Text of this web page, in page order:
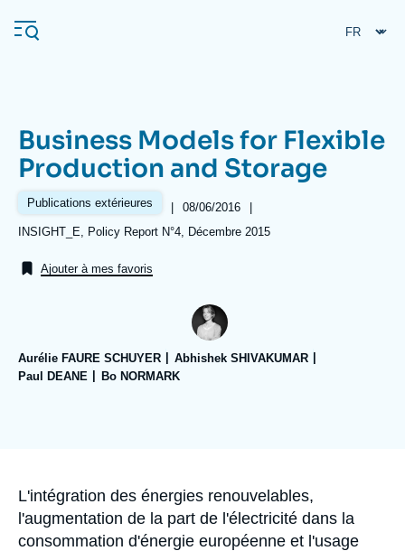
au
contenu
Navigation
principale
L'Ifri
Analyses
Proche-Orient
Business Models for Flexible
Production and Storage
Publications extérieures |
Date
de
08/06/2016
|
Références
INSIGHT_E, Policy Report N°4, Décembre 2015
Ajouter à mes favoris
Aurélie FAURE SCHUYER
Abhishek SHIVAKUMAR
Paul DEANE
Bo NORMARK
Accroche
L'intégration des énergies renouvelables,
l'augmentation de la part de l'électricité dans la
consommation d'énergie européenne et l'usage